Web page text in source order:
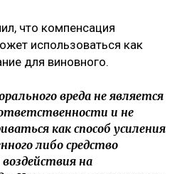
что компенсация
использоваться как
для виновного.
вреда не является
и не
как способ усиления
либо средство
на